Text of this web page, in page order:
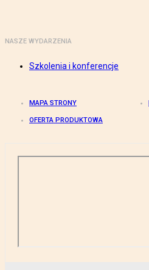
NASZE WYDARZENIA
Szkolenia i konferencje
MAPA STRONY
OFERTA PRODUKTOWA